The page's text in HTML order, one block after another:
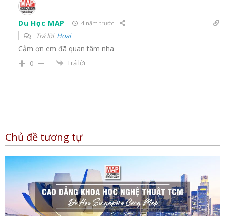
Du Học MAP 4 năm trước
Trả lời Hoai
Cảm ơn em đã quan tâm nha
0 Trả lời
Chủ đề tương tự